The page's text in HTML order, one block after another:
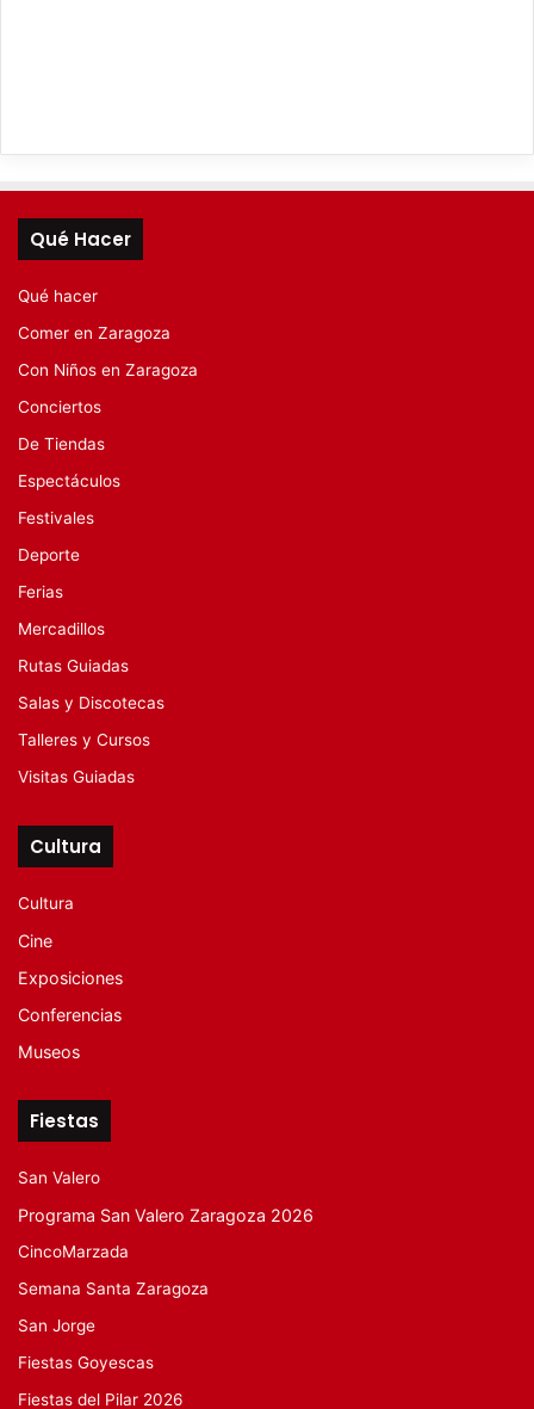
Qué Hacer
Qué hacer
Comer en Zaragoza
Con Niños en Zaragoza
Conciertos
De Tiendas
Espectáculos
Festivales
Deporte
Ferias
Mercadillos
Rutas Guiadas
Salas y Discotecas
Talleres y Cursos
Visitas Guiadas
Cultura
Cultura
Cine
Exposiciones
Conferencias
Museos
Fiestas
San Valero
Programa San Valero Zaragoza 2026
CincoMarzada
Semana Santa Zaragoza
San Jorge
Fiestas Goyescas
Fiestas del Pilar 2026